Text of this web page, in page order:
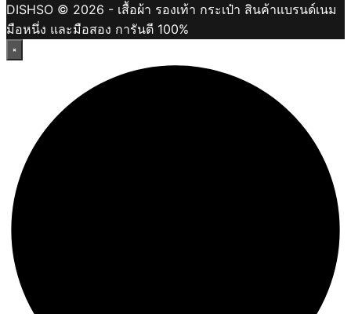
DISHSO © 2026 - เสื้อผ้า รองเท้า กระเป๋า สินค้าแบรนด์เนม
มือหนึ่ง และมือสอง การันตี 100%
×